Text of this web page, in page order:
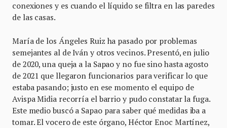
conexiones y es cuando el líquido se filtra en las paredes
de las casas.
María de los Ángeles Ruiz ha pasado por problemas
semejantes al de Iván y otros vecinos. Presentó, en julio
de 2020, una queja a la Sapao y no fue sino hasta agosto
de 2021 que llegaron funcionarios para verificar lo que
estaba pasando; justo en ese momento el equipo de
Avispa Midia recorría el barrio y pudo constatar la fuga.
Este medio buscó a Sapao para saber qué medidas iba a
tomar. El vocero de este órgano, Héctor Enoc Martínez,